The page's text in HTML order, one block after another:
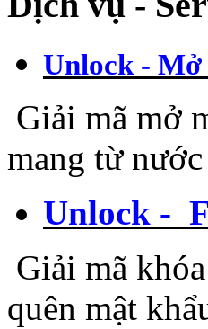
Unlock - Mở
Giải mã mở
mang từ
Unlock -
Giải mã
quên mật